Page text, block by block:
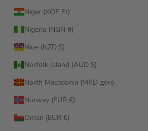
Niger (XOF Fr)
Nigeria (NGN ₦)
Niue (NZD $)
Norfolk Island (AUD $)
North Macedonia (MKD ден)
Norway (EUR €)
Oman (EUR €)